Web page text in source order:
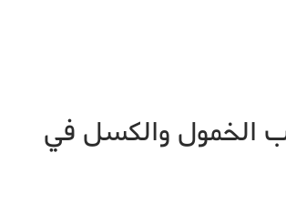
الخمول والكسل في